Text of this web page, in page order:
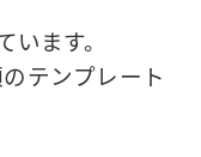
ます。
テンプレート